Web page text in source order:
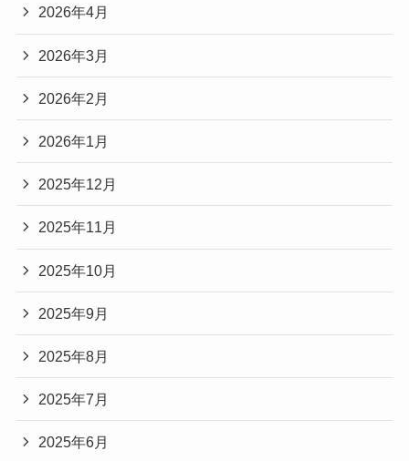
2026年4月
2026年3月
2026年2月
2026年1月
2025年12月
2025年11月
2025年10月
2025年9月
2025年8月
2025年7月
2025年6月